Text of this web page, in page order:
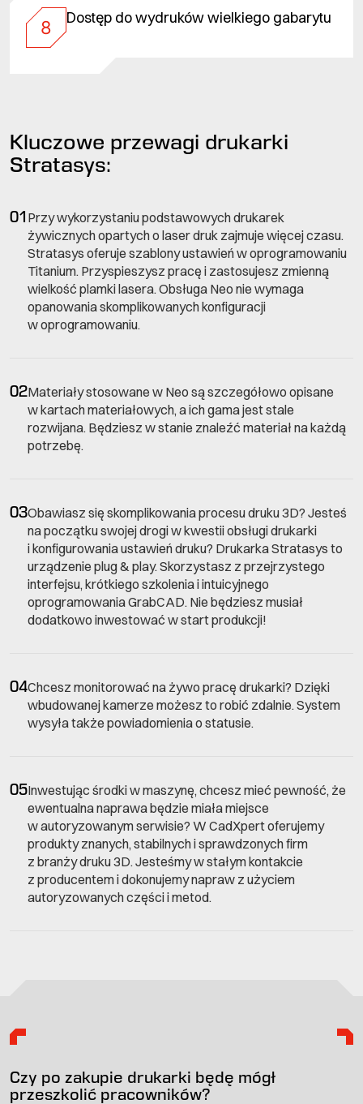
8 Dostęp do wydruków wielkiego gabarytu
Kluczowe przewagi drukarki
Stratasys:
01 Przy wykorzystaniu podstawowych drukarek
żywicznych opartych o laser druk zajmuje więcej czasu.
Stratasys oferuje szablony ustawień w oprogramowaniu
Titanium. Przyspieszysz pracę i zastosujesz zmienną
wielkość plamki lasera. Obsługa Neo nie wymaga
opanowania skomplikowanych konfiguracji
w oprogramowaniu.
02Materiały stosowane w Neo są szczegółowo opisane
w kartach materiałowych, a ich gama jest stale
rozwijana. Będziesz w stanie znaleźć materiał na każdą
potrzebę.
03Obawiasz się skomplikowania procesu druku 3D? Jesteś
na początku swojej drogi w kwestii obsługi drukarki
i konfigurowania ustawień druku? Drukarka Stratasys to
urządzenie plug & play. Skorzystasz z przejrzystego
interfejsu, krótkiego szkolenia i intuicyjnego
oprogramowania GrabCAD. Nie będziesz musiał
dodatkowo inwestować w start produkcji!
04Chcesz monitorować na żywo pracę drukarki? Dzięki
wbudowanej kamerze możesz to robić zdalnie. System
wysyła także powiadomienia o statusie.
05Inwestując środki w maszynę, chcesz mieć pewność, że
ewentualna naprawa będzie miała miejsce
w autoryzowanym serwisie? W CadXpert oferujemy
produkty znanych, stabilnych i sprawdzonych firm
z branży druku 3D. Jesteśmy w stałym kontakcie
z producentem i dokonujemy napraw z użyciem
autoryzowanych części i metod.
Czy po zakupie drukarki będę mógł
przeszkolić pracowników?